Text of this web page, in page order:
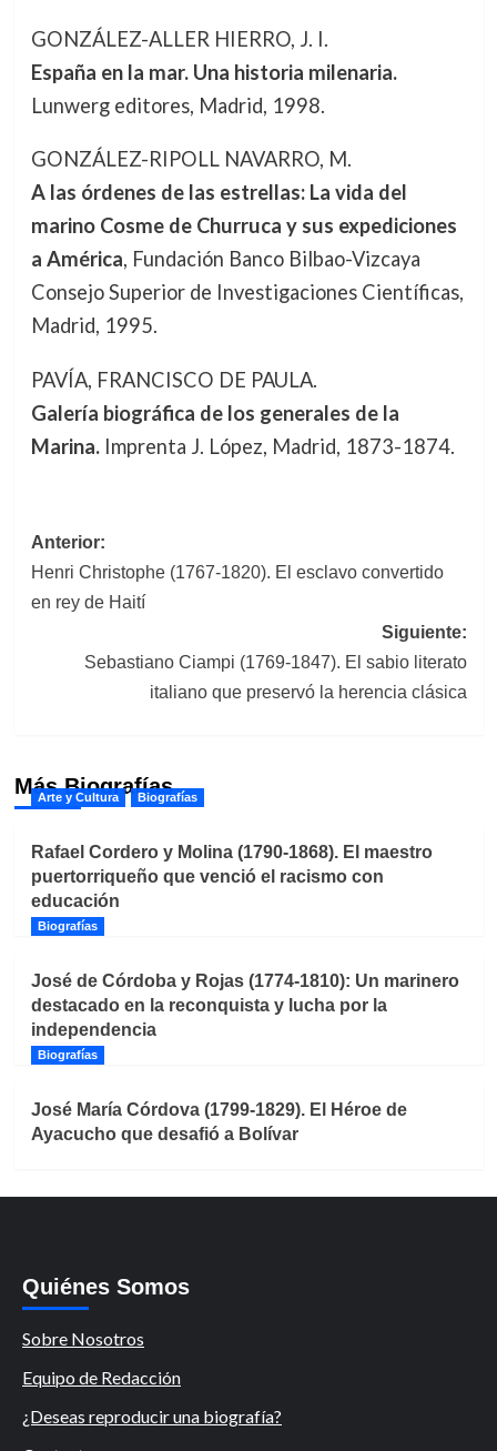
GONZÁLEZ-ALLER HIERRO, J. I.
España en la mar. Una historia milenaria.
Lunwerg editores, Madrid, 1998.
GONZÁLEZ-RIPOLL NAVARRO, M.
A las órdenes de las estrellas: La vida del
marino Cosme de Churruca y sus expediciones
a América, Fundación Banco Bilbao-Vizcaya
Consejo Superior de Investigaciones Científicas,
Madrid, 1995.
PAVÍA, FRANCISCO DE PAULA.
Galería biográfica de los generales de la
Marina.Imprenta J. López, Madrid, 1873-1874.
Navegación
de
entradas
Anterior:
Henri Christophe (1767-1820). El esclavo convertido
en rey de Haití
Siguiente:
Sebastiano Ciampi (1769-1847). El sabio literato
italiano que preservó la herencia clásica
Más Biografías
Arte y Cultura Biografías
Rafael Cordero y Molina (1790-1868). El maestro
puertorriqueño que venció el racismo con
educación
Biografías
José de Córdoba y Rojas (1774-1810): Un marinero
destacado en la reconquista y lucha por la
independencia
Biografías
José María Córdova (1799-1829). El Héroe de
Ayacucho que desafió a Bolívar
Quiénes Somos
Sobre Nosotros
Equipo de Redacción
¿Deseas reproducir una biografía?